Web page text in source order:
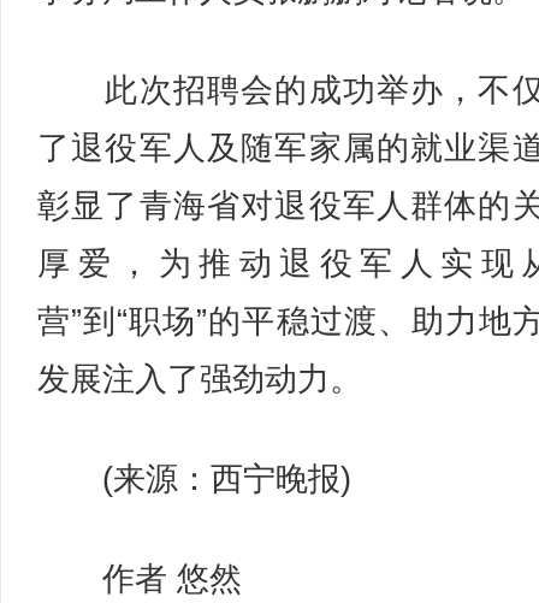
此次招聘会的成功举办，不
了退役军人及随军家属的就业渠
彰显了青海省对退役军人群体的
厚爱，为推动退役军人实现
营”到“职场”的平稳过渡、助力地
发展注入了强劲动力。
(来源：西宁晚报)
作者 悠然